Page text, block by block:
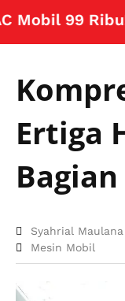
99 Ribu!
Ertiga
Syahrial
Mesin Mobil